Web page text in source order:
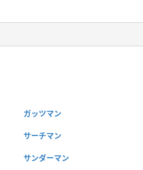
ガッツマン
サーチマン
サンダーマン